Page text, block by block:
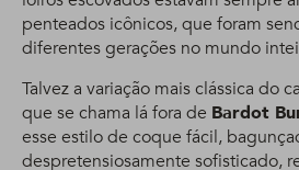
penteados icônicos, que foram
diferentes gerações no mundo
Talvez a variação mais clássica do
que se chama lá fora de Bardot
esse estilo de coque fácil,
despretensiosamente sofisticado,